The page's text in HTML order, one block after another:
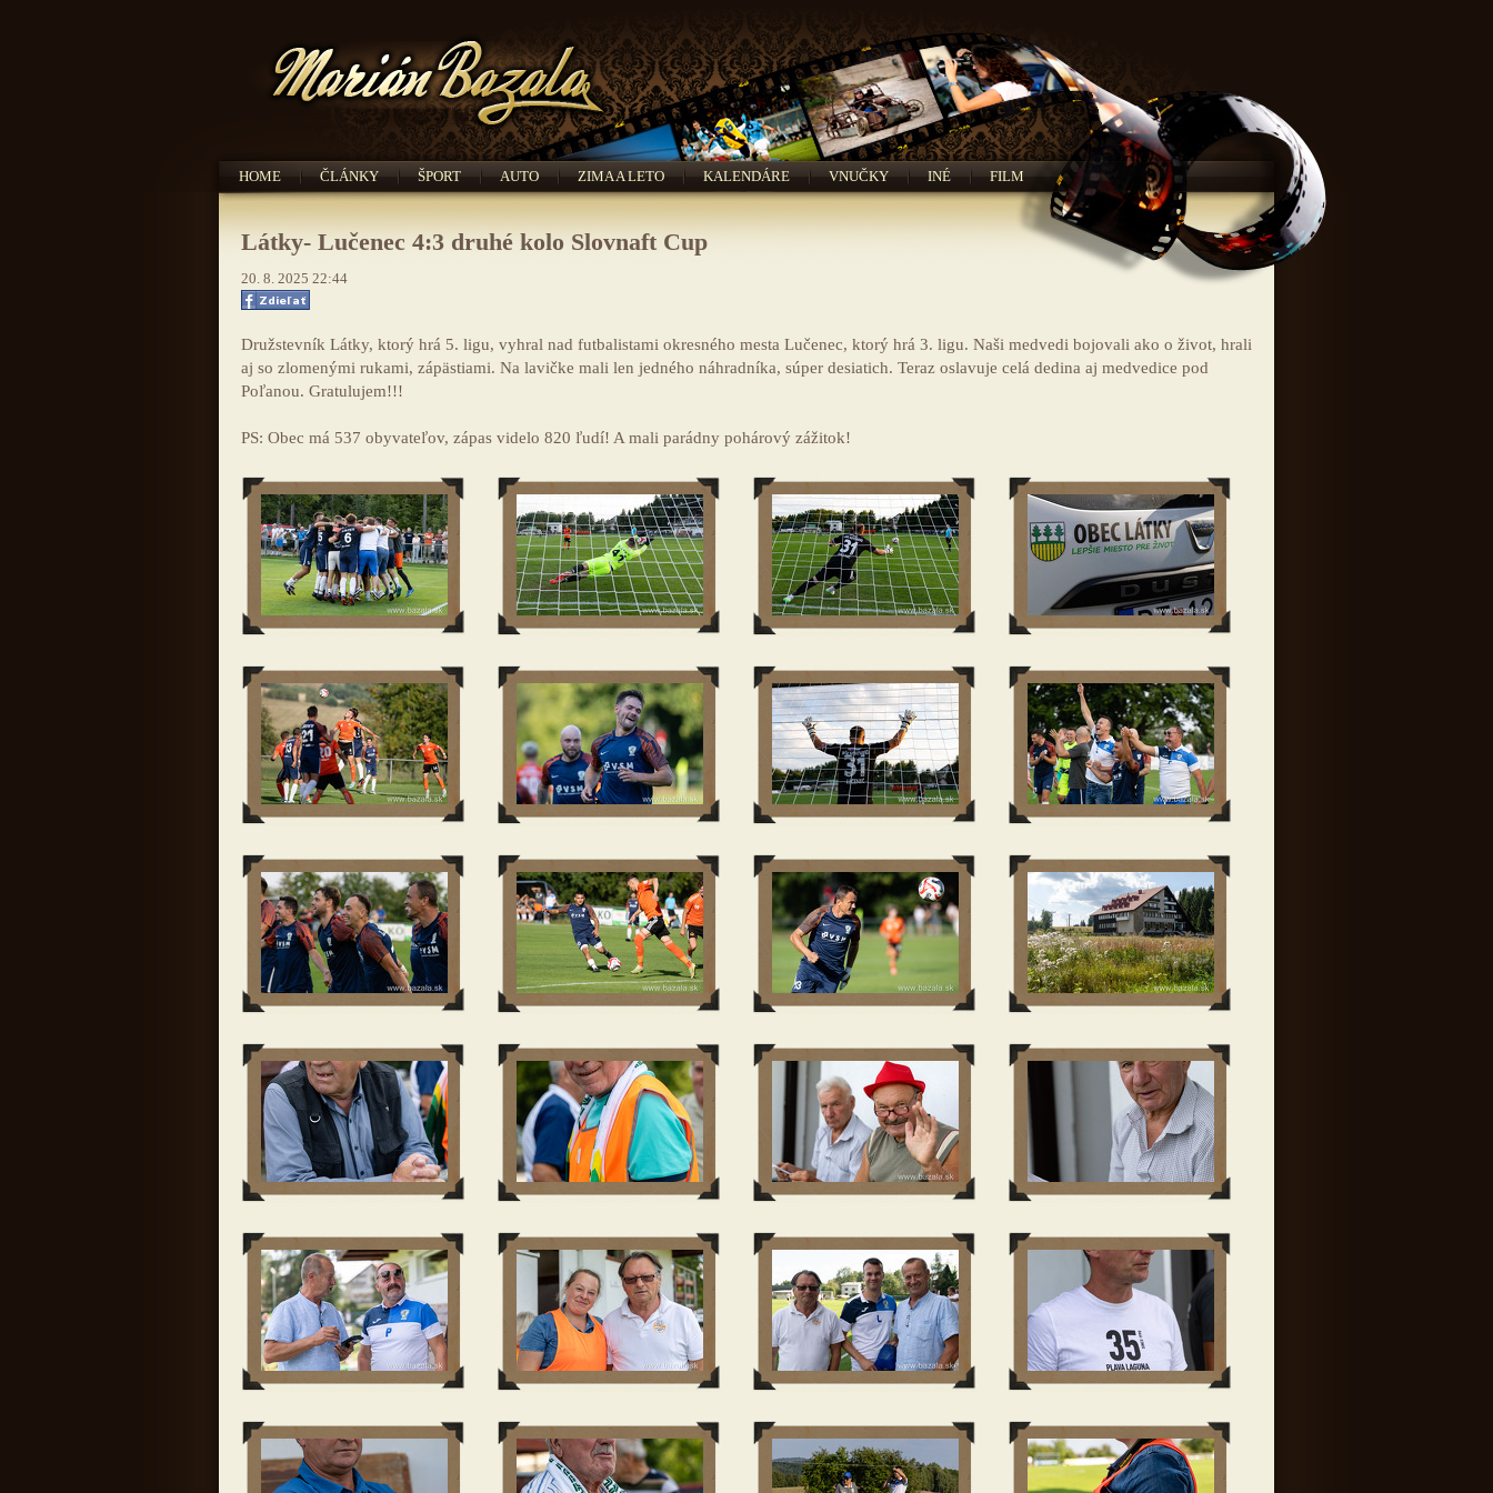
HOME ČLÁNKY ŠPORT AUTO ZIMA A LETO KALENDÁRE VNUČKY INÉ FILM
Látky- Lučenec 4:3 druhé kolo Slovnaft Cup
20. 8. 2025 22:44
Družstevník Látky, ktorý hrá 5. ligu, vyhral nad futbalistami okresného mesta Lučenec, ktorý hrá 3. ligu. Naši medvedi bojovali ako o život, hrali
aj so zlomenými rukami, zápästiami. Na lavičke mali len jedného náhradníka, súper desiatich. Teraz oslavuje celá dedina aj medvedice pod
Poľanou. Gratulujem!!!
PS: Obec má 537 obyvateľov, zápas videlo 820 ľudí! A mali parádny pohárový zážitok!